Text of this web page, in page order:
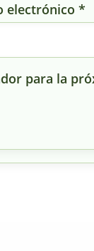
electrónico*
para la